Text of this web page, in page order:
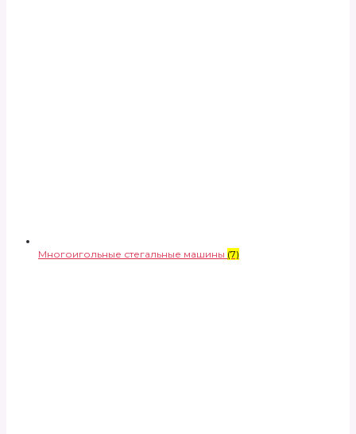
Многоигольные стегальные машины (7)